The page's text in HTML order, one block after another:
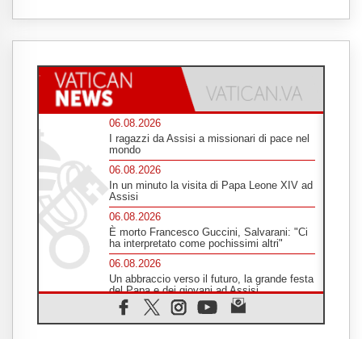
06.08.2026
I ragazzi da Assisi a missionari di pace nel
mondo
06.08.2026
In un minuto la visita di Papa Leone XIV ad
Assisi
06.08.2026
È morto Francesco Guccini, Salvarani: "Ci
ha interpretato come pochissimi altri"
06.08.2026
Un abbraccio verso il futuro, la grande festa
del Papa e dei giovani ad Assisi
06.08.2026
Il grazie dei giovani al Papa: "Oggi ci